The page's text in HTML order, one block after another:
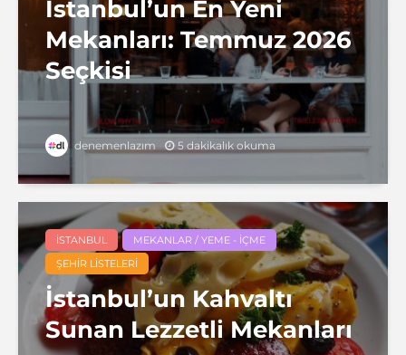
İstanbul’un En Yeni
Mekanları: Temmuz 2026
Seçkisi
denemenlazım 5 dakikalık okuma
İSTANBUL
MEKANLAR / YEME - İÇME
ŞEHIR LISTELERI
İstanbul’un Kahvaltı
Sunan Lezzetli Mekanları